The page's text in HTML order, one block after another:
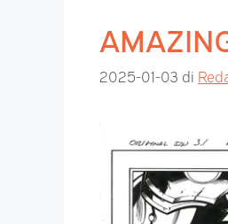
2025-01-03 di